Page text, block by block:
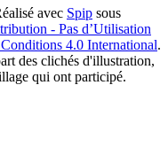
avec Spip sous
- Pas d’Utilisation
4.0 International.
des clichés d'illustration,
qui ont participé.